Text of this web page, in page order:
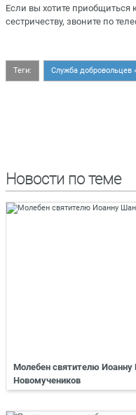
Если вы хотите
сестричеству, звоните по
Теги: Служба добровольцев
Новости по теме
Молебен святителю
Новомучеников